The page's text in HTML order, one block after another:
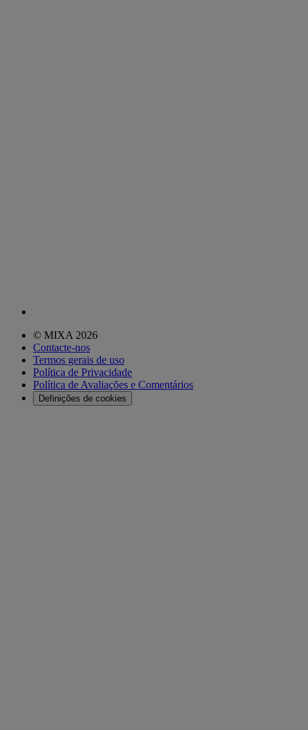
© MIXA 2026
Contacte-nos
Termos gerais de uso
Política de Privacidade
Política de Avaliações e Comentários
Definições de cookies